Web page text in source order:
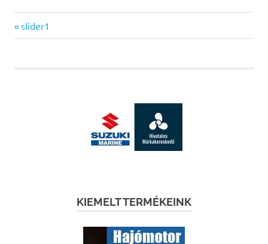
Bejegyzés
Previous
Post:
slider1
KIEMELT TERMÉKEINK